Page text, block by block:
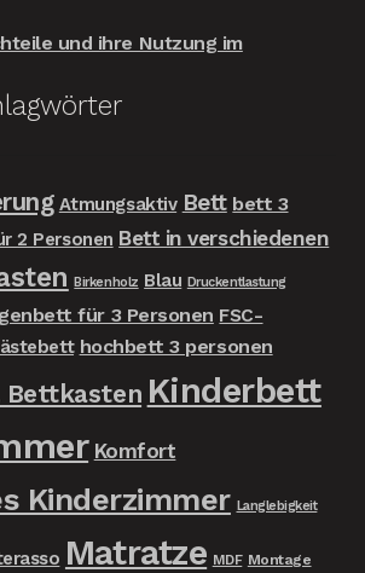
und ihre Nutzung im
Atmungsaktiv Bett bett 3
2 Personen Bett in verschiedenen
Birkenholz Blau Druckentlastung
für 3 Personen FSC-
hochbett 3 personen
Bettkasten Kinderbett
Komfort
Kinderzimmer Langlebigkeit
Matratze MDF Montage